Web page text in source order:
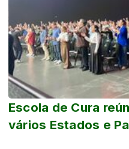
Escola de Cura
vários Estados e